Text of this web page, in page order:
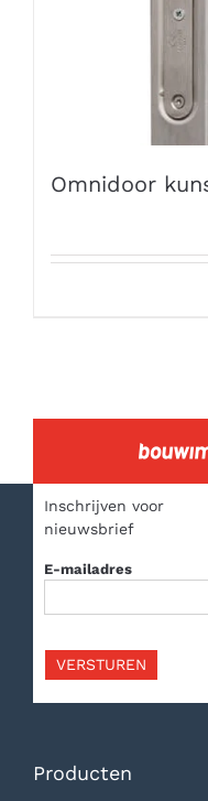
Omnidoor
Inschrijven voor
nieuwsbrief
E-mailadres
VERSTUREN
Producten